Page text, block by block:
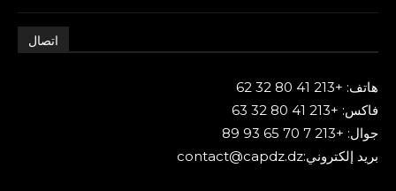
اتصال
هاتف: +213 41 80 32 62
فاكس: +213 41 80 32 63
جوال: +213 7 70 65 93 89
بريد إلكتروني:contact@capdz.dz